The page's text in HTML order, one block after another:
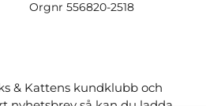
Orgnr 556820-2518
& Kattens kundklubb och